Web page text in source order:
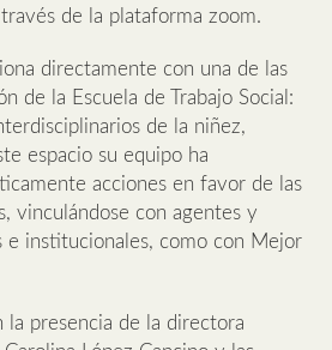
de la plataforma zoom.
directamente con una de las
de la Escuela de Trabajo Social:
de la niñez,
espacio su equipo ha
acciones en favor de las
vinculándose con agentes y
e institucionales, como con Mejor
la presencia de la directora